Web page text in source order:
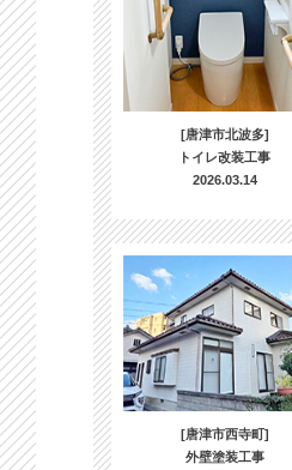
[唐津市北波多]
トイレ改装工事
2026.03.14
[唐津市西寺町]
外壁塗装工事